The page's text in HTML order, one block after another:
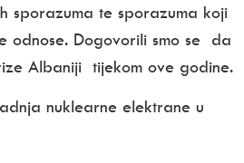
sporazuma te sporazuma koji
odnose. Dogovorili smo se da
Albaniji tijekom ove godine.
nuklearne elektrane u